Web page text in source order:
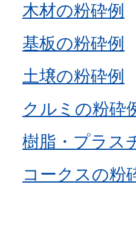
木材の粉砕例
基板の粉砕例
土壌の粉砕例
クルミの粉砕
樹脂・プラス
コークスの粉